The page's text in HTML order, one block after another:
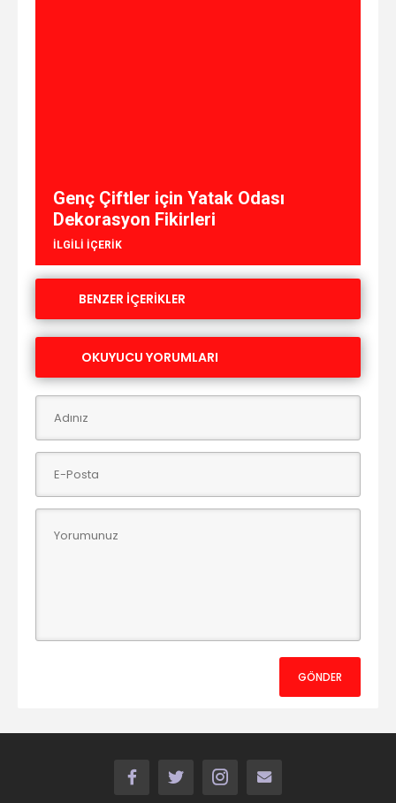
ILGILI IÇERIK
Genç Çiftler için Yatak Odası
Dekorasyon Fikirleri
BENZER İÇERİKLER
OKUYUCU YORUMLARI